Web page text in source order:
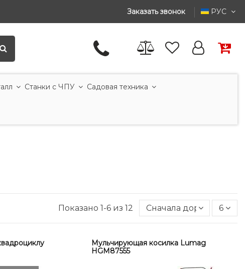
Заказать звонок РУС
Станки с ЧПУ Садовая техника
Показано 1-6 из 12 Сначала дорогие6
Мульчирующая косилка Lumag
HGM87555